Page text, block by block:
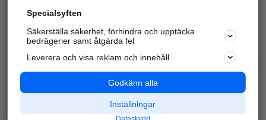
Alla kategorier
Populära sökningar
API & Kartor
Annonsera
Integritet
Nödnummer
Specialsyften
Säkerställa säkerhet, förhindra och upptäcka
bedrägerier samt åtgärda fel
Leverera och visa reklam och innehåll
Godkänn alla
Inställningar
Dataskydd